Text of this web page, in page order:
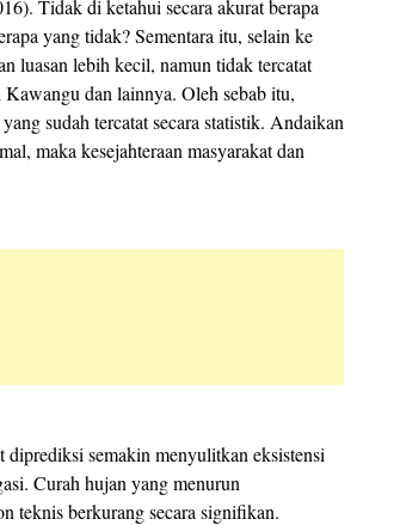
Tidak di ketahui secara akurat berapa
yang tidak? Sementara itu, selain ke
luasan lebih kecil, namun tidak tercatat
dan lainnya. Oleh sebab itu,
sudah tercatat secara statistik. Andaikan
maka kesejahteraan masyarakat dan
semakin menyulitkan eksistensi
Curah hujan yang menurun
teknis berkurang secara signifikan.